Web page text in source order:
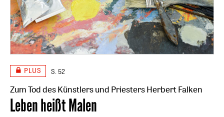
PLUS S. 52
Zum Tod des Künstlers und Priesters Herbert Falken
:
Leben heißt Malen